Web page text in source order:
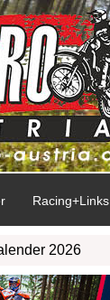
Racing+Links
2026